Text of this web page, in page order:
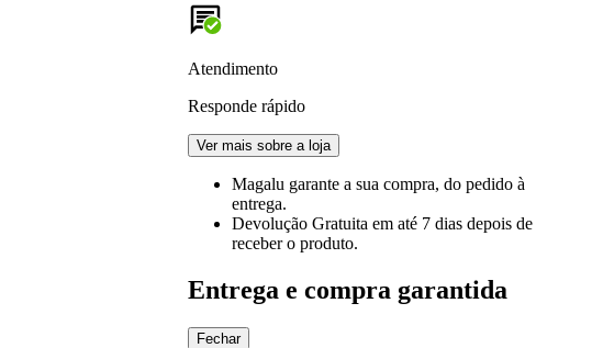
Atendimento
Responde rápido
Ver mais sobre a loja
Magalu garante a sua compra, do pedido à
entrega.
Devolução Gratuita em até 7 dias depois de
receber o produto.
Entrega e compra garantida
Fechar